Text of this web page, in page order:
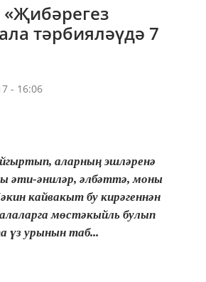
тәрбияләүдә 7
- 16:06
аларның эшләренә
әти-әниләр, әлбәттә, моны
кайвакыт бу кирәгеннән
мөстәкыйль булып
үз урынын таб...